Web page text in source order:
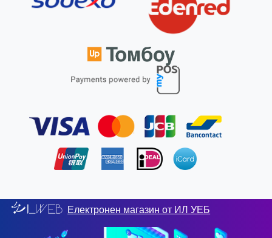
Електронен магазин от ИЛ УЕБ